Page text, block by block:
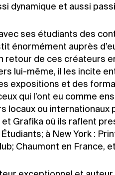
dynamique et aussi
ses étudiants des
énormément auprès
retour de ces créateurs
lui-même, il les incite
expositions et des
qui l’ont eu comme
locaux ou internationaux
et Grafika où ils raflent
à New York :
Chaumont en France,